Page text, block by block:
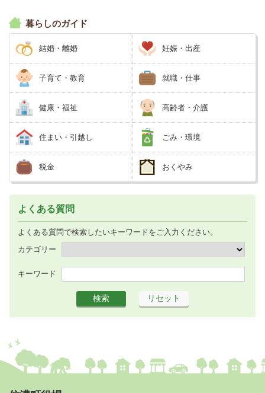
暮らしのガイド
結婚・離婚 妊娠・出産
子育て・教育 就職・仕事
健康・福祉 高齢者・介護
住まい・引越し ごみ・環境
税金 おくやみ
よくある質問
よくある質問で検索したいキーワードをご入力ください。
カテゴリー
キーワード